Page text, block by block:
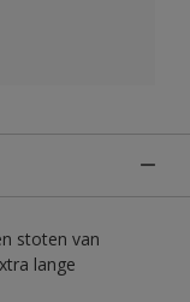
stoten van
lange